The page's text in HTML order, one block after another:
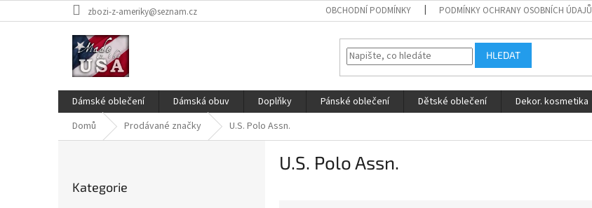
na
zbozi-z-ameriky@seznam.cz OBCHODNÍ PODMÍNKY PODMÍNKY OCHRANY OSOBNÍCH ÚDAJŮ
HLEDAT
Dámské oblečení Dámská obuv Doplňky Pánské oblečení Dětské oblečení Dekor. kosmetika
Domů
Prodávané značky U.S. Polo Assn.
kategorie
Kategorie
U.S. Polo Assn.